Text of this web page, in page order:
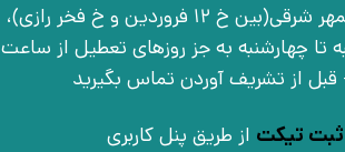
تهران، خ انقلاب، خ 12 فروردین، خ روانمهر شرقی(بین خ 12 فروردین و خ فخر رازی)،
تحویل: شنبه تا چهارشنبه به جز روزهای تعطیل از ساعت
ثبت تیکت از طریق پنل کاربری